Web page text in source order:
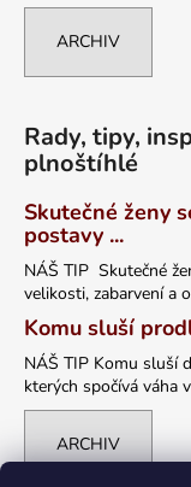
ARCHIV
Rady, tipy,
plnoštíhlé
Skutečné ženy
postavy ...
NÁŠ TIP Skutečné
velikosti, zabarvení a
Komu sluší
NÁŠ TIP Komu sluší
kterých spočívá váha
ARCHIV